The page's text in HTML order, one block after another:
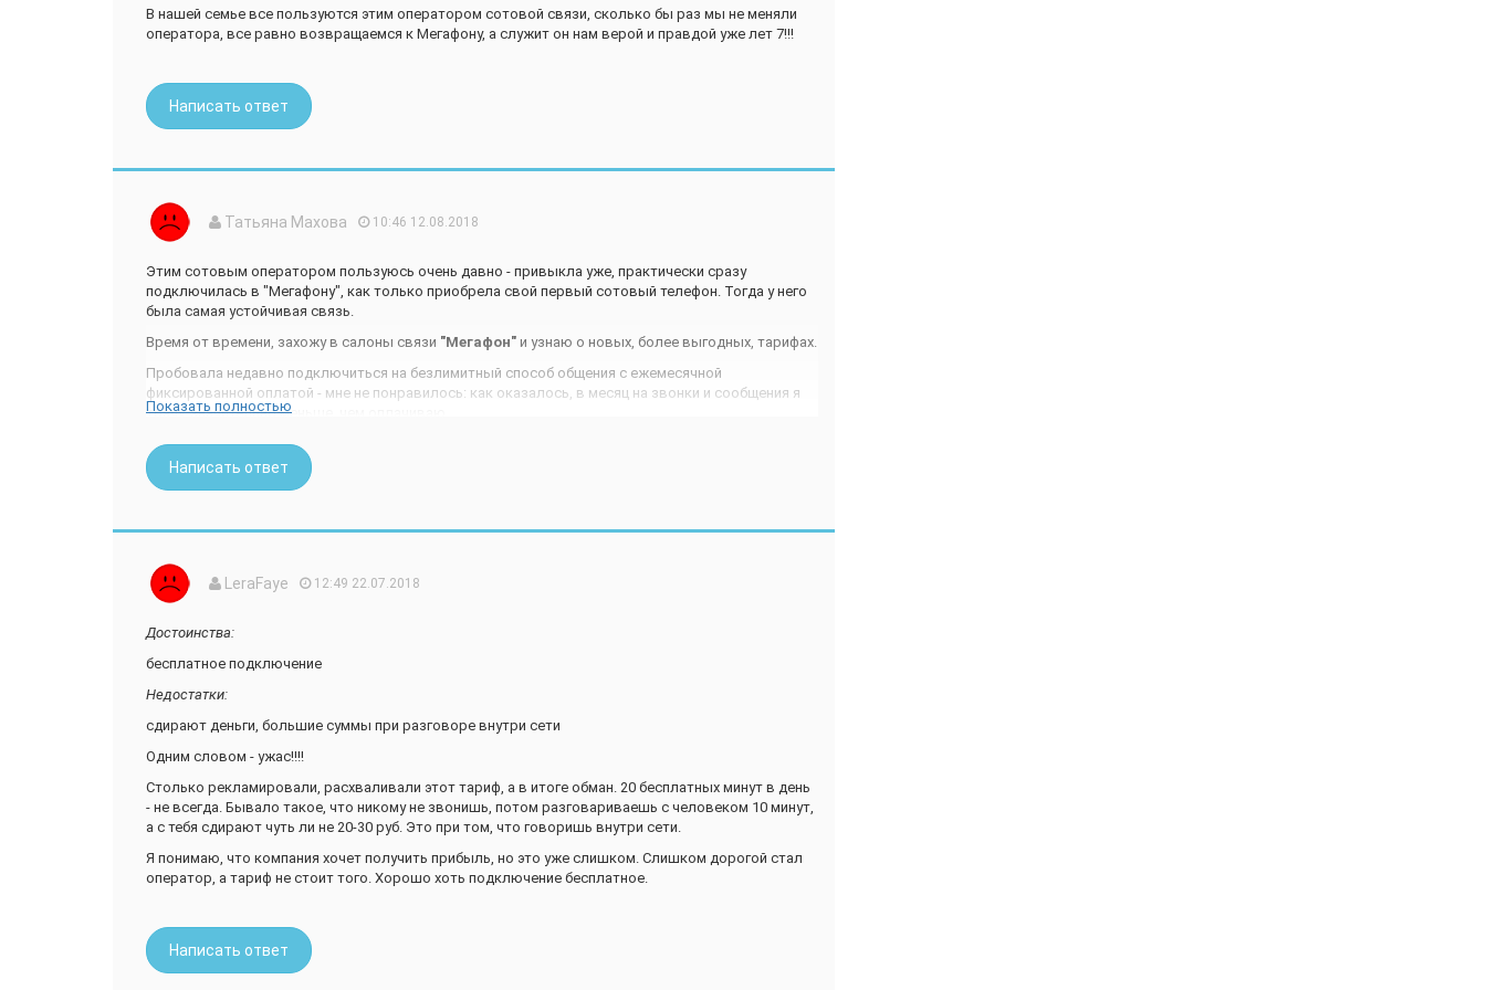
Участвую и в бонусной программе, коплю их меняю на рубли, плачу абонентскую плату. Надеюсь
и дальше мегафон не подведет.
В нашей семье все пользуются этим оператором сотовой связи, сколько бы раз мы не меняли
оператора, все равно возвращаемся к Мегафону, а служит он нам верой и правдой уже лет 7!!!
Написать ответ
Татьяна Махова 10:46 12.08.2018
Этим сотовым оператором пользуюсь очень давно - привыкла уже, практически сразу
подключилась в "Мегафону", как только приобрела свой первый сотовый телефон. Тогда у него
была самая устойчивая связь.
Время от времени, захожу в салоны связи "Мегафон" и узнаю о новых, более выгодных, тарифах.
Пробовала недавно подключиться на безлимитный способ общения с ежемесячной
фиксированной оплатой - мне не понравилось: как оказалось, в месяц на звонки и сообщения я
трачу, значительно меньше, чем оплачиваю.
Пришлось переключиться на
на оплату телефона сократились, поскольку общаюсь я внутри сети бесплатно - 30 минут в сутки
внутри нашего региона, затем идет оплата каждой минут 50 копеек и абонентской платы нет.
очень удобен этот тариф.
Если же нужно позвонить в другой регион пользователям "Мегафон", стоимость минуты будет
составлять всего 3 рубля.
ведома. Периодически захожу и прошу проверить мой номер по поводу таких подключений.
Показать полностью
Написать ответ
LeraFaye 12:49 22.07.2018
Достоинства:
бесплатное подключение
Недостатки:
сдирают деньги, большие суммы при разговоре внутри сети
Одним словом - ужас!!!!
Столько рекламировали, расхваливали этот тариф, а в итоге обман. 20 бесплатных минут в день
- не всегда. Бывало такое, что никому не звонишь, потом разговариваешь с человеком 10 минут,
а с тебя сдирают чуть ли не 20-30 руб. Это при том, что говоришь внутри сети.
Я понимаю, что компания хочет получить прибыль, но это уже слишком. Слишком дорогой стал
оператор, а тариф не стоит того. Хорошо хоть подключение бесплатное.
Написать ответ